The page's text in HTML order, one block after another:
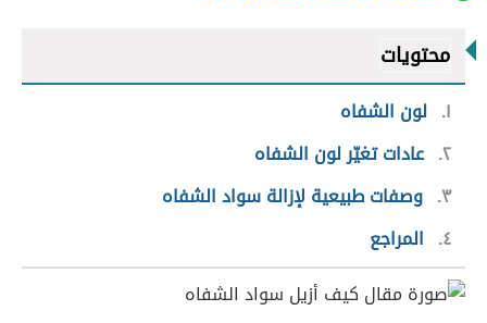
محتويات
١ لون الشفاه
٢ عادات تغيّر لون الشفاه
٣ وصفات طبيعية لإزالة سواد الشفاه
٤
المراجع